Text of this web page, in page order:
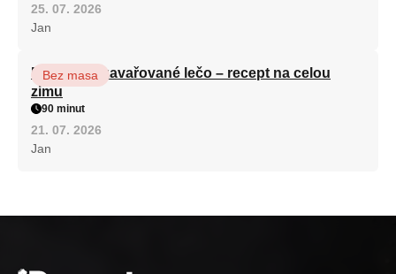
25. 07. 2026
Jan
Babiččino zavařované lečo – recept na celou
zimu
Bez masa
90 minut
21. 07. 2026
Jan